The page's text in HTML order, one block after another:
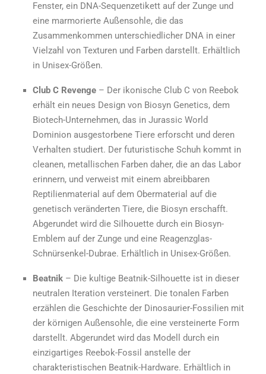
Fenster, ein DNA-Sequenzetikett auf der Zunge und
eine marmorierte Außensohle, die das
Zusammenkommen unterschiedlicher DNA in einer
Vielzahl von Texturen und Farben darstellt. Erhältlich
in Unisex-Größen.
Club C Revenge – Der ikonische Club C von Reebok
erhält ein neues Design von Biosyn Genetics, dem
Biotech-Unternehmen, das in Jurassic World
Dominion ausgestorbene Tiere erforscht und deren
Verhalten studiert. Der futuristische Schuh kommt in
cleanen, metallischen Farben daher, die an das Labor
erinnern, und verweist mit einem abreibbaren
Reptilienmaterial auf dem Obermaterial auf die
genetisch veränderten Tiere, die Biosyn erschafft.
Abgerundet wird die Silhouette durch ein Biosyn-
Emblem auf der Zunge und eine Reagenzglas-
Schnürsenkel-Dubrae. Erhältlich in Unisex-Größen.
Beatnik – Die kultige Beatnik-Silhouette ist in dieser
neutralen Iteration versteinert. Die tonalen Farben
erzählen die Geschichte der Dinosaurier-Fossilien mit
der körnigen Außensohle, die eine versteinerte Form
darstellt. Abgerundet wird das Modell durch ein
einzigartiges Reebok-Fossil anstelle der
charakteristischen Beatnik-Hardware. Erhältlich in